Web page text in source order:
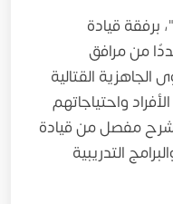
برفقة قيادة
من مرافق
القتالية
واحتياجاتهم
شرح مفصل من قيادة
التدريبية